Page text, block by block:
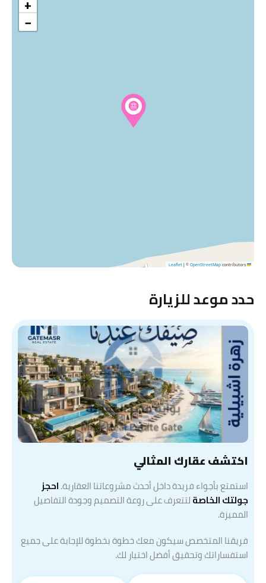
−
Leaflet
|©OpenStreetMapcontributors
حدد موعد للزيارة
اكتشف عقارك المثالي
استمتع بأجواء فريدة داخل أحدث مشروعاتنا العقارية.احجز
جولتك الخاصةلتتعرف على روعة التصميم وجودة التفاصيل
المميزة.
فريقنا المتخصص سيكون معك خطوة بخطوة للإجابة على جميع
استفساراتك وتحقيق أفضل اختيار لك.